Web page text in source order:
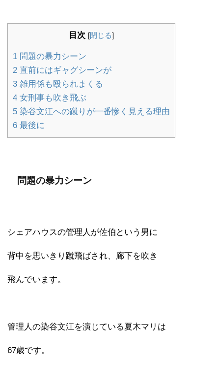
目次 [閉じる]
1 問題の暴力シーン
2 直前にはギャグシーンが
3 雑用係も殴られまくる
4 女刑事も吹き飛ぶ
5 染谷文江への蹴りが一番惨く見える理由
6 最後に
問題の暴力シーン
シェアハウスの管理人が佐伯という男に
背中を思いきり蹴飛ばされ、廊下を吹き
飛んでいます。
管理人の染谷文江を演じている夏木マリは
67歳です。